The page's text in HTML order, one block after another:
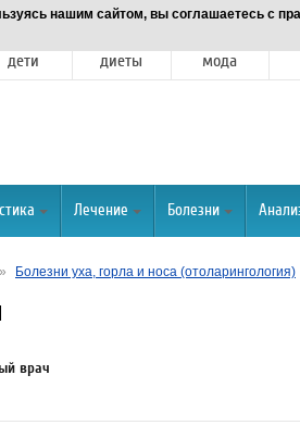
нашим сайтом, вы соглашаетесь с
дети
диеты
мода
Лечение Болезни
» Болезни уха, горла и носа (отоларингология)
врач